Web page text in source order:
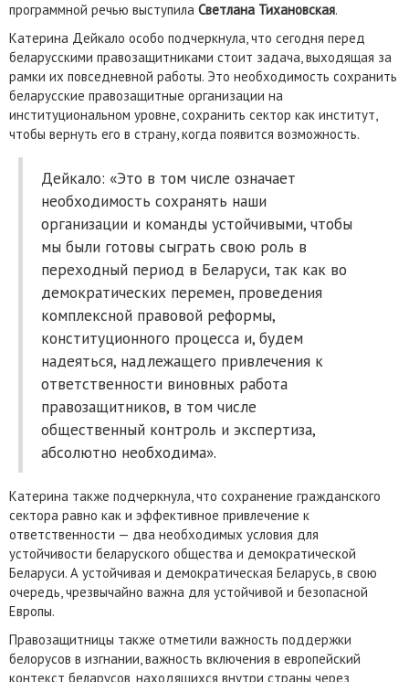
программной речью выступила Светлана Тихановская.
Катерина Дейкало особо подчеркнула, что сегодня перед
беларусскими правозащитниками стоит задача, выходящая за
рамки их повседневной работы. Это необходимость сохранить
беларусские правозащитные организации на
институциональном уровне, сохранить сектор как институт,
чтобы вернуть его в страну, когда появится возможность.
Дейкало: «Это в том числе означает
необходимость сохранять наши
организации и команды устойчивыми, чтобы
мы были готовы сыграть свою роль в
переходный период в Беларуси, так как во
демократических перемен, проведения
комплексной правовой реформы,
конституционного процесса и, будем
надеяться, надлежащего привлечения к
ответственности виновных работа
правозащитников, в том числе
общественный контроль и экспертиза,
абсолютно необходима».
Катерина также подчеркнула, что сохранение гражданского
сектора равно как и эффективное привлечение к
ответственности — два необходимых условия для
устойчивости беларуского общества и демократической
Беларуси. А устойчивая и демократическая Беларусь, в свою
очередь, чрезвычайно важна для устойчивой и безопасной
Европы.
Правозащитницы также отметили важность поддержки
белорусов в изгнании, важность включения в европейский
контекст беларусов, находящихся внутри страны через